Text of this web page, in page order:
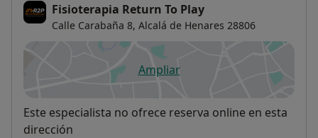
Fisioterapia Return To Play
Calle Carabaña 8, Alcalá de Henares 28806
Ampliarse abre en una nueva
Disponibilidad
Este especialista no ofrece reserva online en esta
dirección